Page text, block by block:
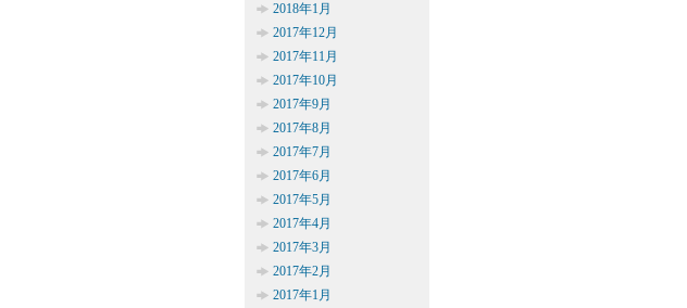
2018年1月
2017年12月
2017年11月
2017年10月
2017年9月
2017年8月
2017年7月
2017年6月
2017年5月
2017年4月
2017年3月
2017年2月
2017年1月